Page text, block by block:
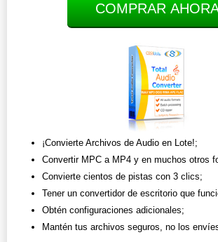
COMPRAR
¡Convierte Archivos de Audio en Lote!;
Convertir MPC a MP4 y en muchos otros
Convierte cientos de pistas con 3 clics;
Tener un convertidor de escritorio que
Obtén configuraciones adicionales;
Mantén tus archivos seguros, no los